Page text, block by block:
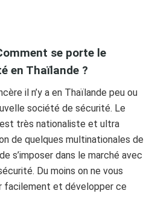
se porte le
en Thaïlande ?
il n’y a en Thaïlande peu ou
société de sécurité. Le
très nationaliste et ultra
de quelques multinationales de
s’imposer dans le marché avec
Du moins on ne vous
facilement et développer ce